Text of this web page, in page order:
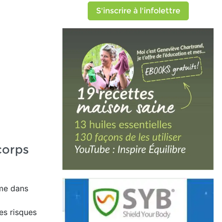
dans
risques
S'inscrire à l'infolettre